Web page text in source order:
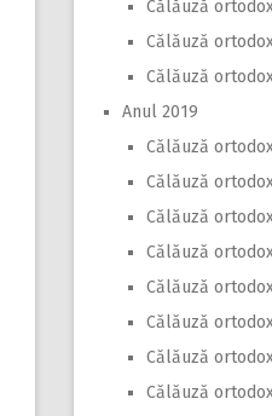
Călăuză
Călăuză
Călăuză
Anul 2019
Călăuză
Călăuză
Călăuză
Călăuză
Călăuză
Călăuză
Călăuză
Călăuză